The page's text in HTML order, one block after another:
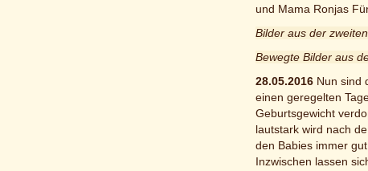
und Mama Ronjas
Bilder aus der
Bewegte Bilder aus
28.05.2016 Nun sind
einen geregelten
Geburtsgewicht
lautstark wird nach
den Babies immer gut
Inzwischen lassen